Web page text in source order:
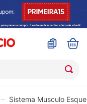
Sistema Musculo